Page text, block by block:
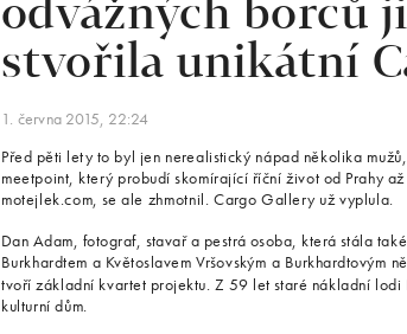
odvážných borců
stvořila unikátní
1. června 2015, 22:24
Před pěti lety to byl jen nerealistický nápad několika
meetpoint, který probudí skomírající říční život od Prahy
motejlek.com, se ale zhmotnil. Cargo Gallery už vyplula.
Dan Adam, fotograf, stavař a pestrá osoba, která stála
Burkhardtem a Květoslavem Vršovským a Burkhardtovým
tvoří základní kvartet projektu. Z 59 let staré nákladní
kulturní dům.